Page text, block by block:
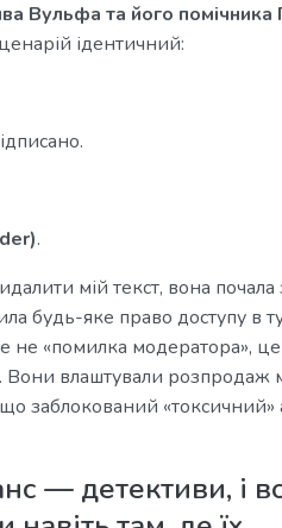
Вульфа та його помічника
ідентичний:
.
мій текст, вона
будь-яке право доступу в
не «помилка модератора»,
. Вони влаштували розпродаж
заблокований «токсичний»
— детективи, і